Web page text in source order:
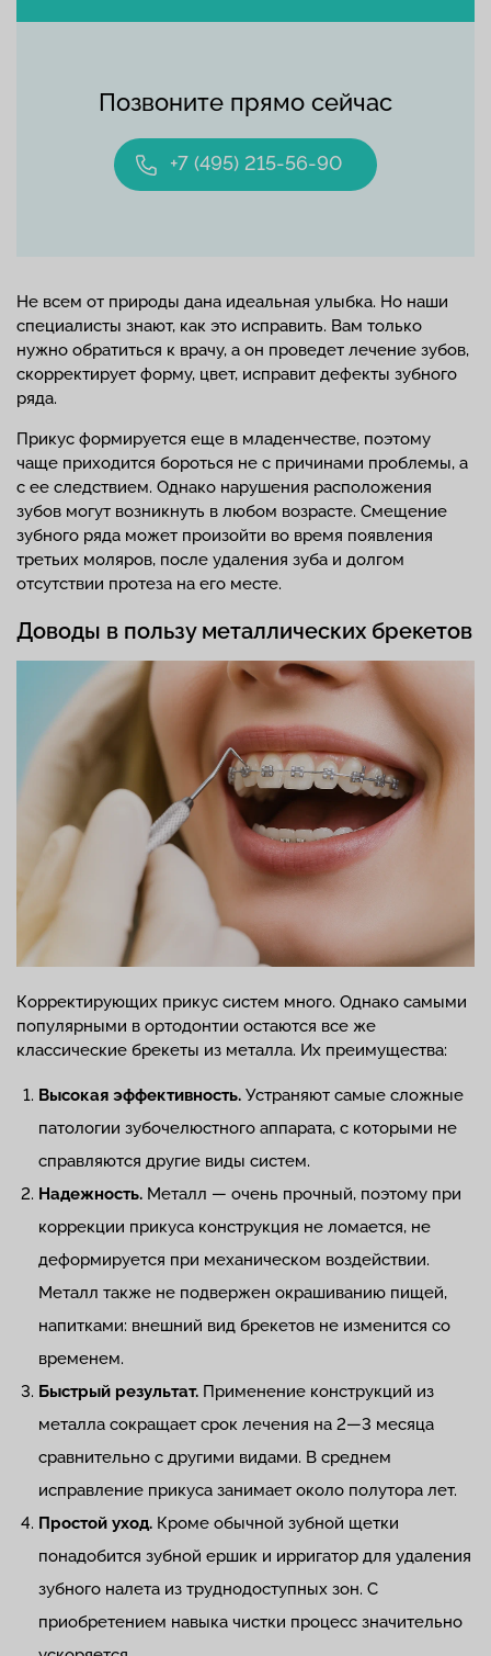
Позвоните прямо сейчас
+7 (495) 215-56-90
Не всем от природы дана идеальная улыбка. Но наши
специалисты знают, как это исправить. Вам только
нужно обратиться к врачу, а он проведет лечение зубов,
скорректирует форму, цвет, исправит дефекты зубного
ряда.
Прикус формируется еще в младенчестве, поэтому
чаще приходится бороться не с причинами проблемы, а
с ее следствием. Однако нарушения расположения
зубов могут возникнуть в любом возрасте. Смещение
зубного ряда может произойти во время появления
третьих моляров, после удаления зуба и долгом
отсутствии протеза на его месте.
Доводы в пользу металлических брекетов
Корректирующих прикус систем много. Однако самыми
популярными в ортодонтии остаются все же
классические брекеты из металла. Их преимущества:
Высокая эффективность. Устраняют самые сложные
патологии зубочелюстного аппарата, с которыми не
справляются другие виды систем.
Надежность. Металл — очень прочный, поэтому при
коррекции прикуса конструкция не ломается, не
деформируется при механическом воздействии.
Металл также не подвержен окрашиванию пищей,
напитками: внешний вид брекетов не изменится со
временем.
Быстрый результат. Применение конструкций из
металла сокращает срок лечения на 2—3 месяца
сравнительно с другими видами. В среднем
исправление прикуса занимает около полутора лет.
Простой уход. Кроме обычной зубной щетки
понадобится зубной ершик и ирригатор для удаления
зубного налета из труднодоступных зон. С
приобретением навыка чистки процесс значительно